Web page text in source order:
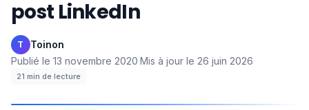
post LinkedIn
T Toinon·
Publié le 13 novembre 2020·Mis à jour le 26 juin 2026·
21 min de lecture